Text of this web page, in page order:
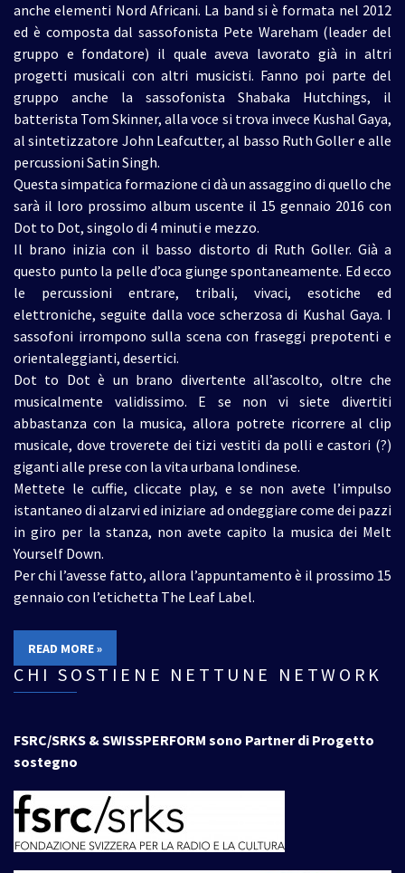
anche elementi Nord Africani. La band si è formata nel 2012
ed è composta dal sassofonista Pete Wareham (leader del
gruppo e fondatore) il quale aveva lavorato già in altri
progetti musicali con altri musicisti. Fanno poi parte del
gruppo anche la sassofonista Shabaka Hutchings, il
batterista Tom Skinner, alla voce si trova invece Kushal Gaya,
al sintetizzatore John Leafcutter, al basso Ruth Goller e alle
percussioni Satin Singh.
Questa simpatica formazione ci dà un assaggino di quello che
sarà il loro prossimo album uscente il 15 gennaio 2016 con
Dot to Dot, singolo di 4 minuti e mezzo.
Il brano inizia con il basso distorto di Ruth Goller. Già a
questo punto la pelle d’oca giunge spontaneamente. Ed ecco
le percussioni entrare, tribali, vivaci, esotiche ed
elettroniche, seguite dalla voce scherzosa di Kushal Gaya. I
sassofoni irrompono sulla scena con fraseggi prepotenti e
orientaleggianti, desertici.
Dot to Dot è un brano divertente all’ascolto, oltre che
musicalmente validissimo. E se non vi siete divertiti
abbastanza con la musica, allora potrete ricorrere al clip
musicale, dove troverete dei tizi vestiti da polli e castori (?)
giganti alle prese con la vita urbana londinese.
Mettete le cuffie, cliccate play, e se non avete l’impulso
istantaneo di alzarvi ed iniziare ad ondeggiare come dei pazzi
in giro per la stanza, non avete capito la musica dei Melt
Yourself Down.
Per chi l’avesse fatto, allora l’appuntamento è il prossimo 15
gennaio con l’etichetta The Leaf Label.
READ MORE »
CHI SOSTIENE NETTUNE NETWORK
FSRC/SRKS & SWISSPERFORM sono Partner di Progetto
sostegno